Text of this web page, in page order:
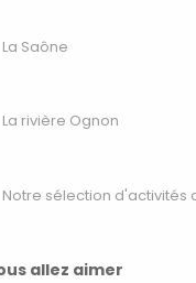
La Saône
La rivière Ognon
Notre sélection d'activités
allez aimer
culture